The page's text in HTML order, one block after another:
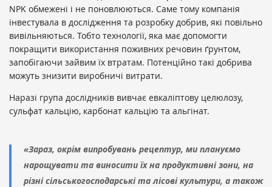
NPK обмежені і не поновлюються. Саме тому компанія
інвестувала в дослідження та розробку добрив, які повільно
вивільняються. Тобто технології, яка має допомогти
покращити використання поживних речовин ґрунтом,
запобігаючи зайвим їх втратам. Потенційно такі добрива
можуть знизити виробничі витрати.
Наразі група дослідників вивчає евкаліптову целюлозу,
сульфат кальцію, карбонат кальцію та альгінат.
«Зараз, окрім випробувань рецептур, ми плануємо
нарощувати та виносити їх на продуктивні зони, на
різні сільськогосподарські та лісові культури, а також